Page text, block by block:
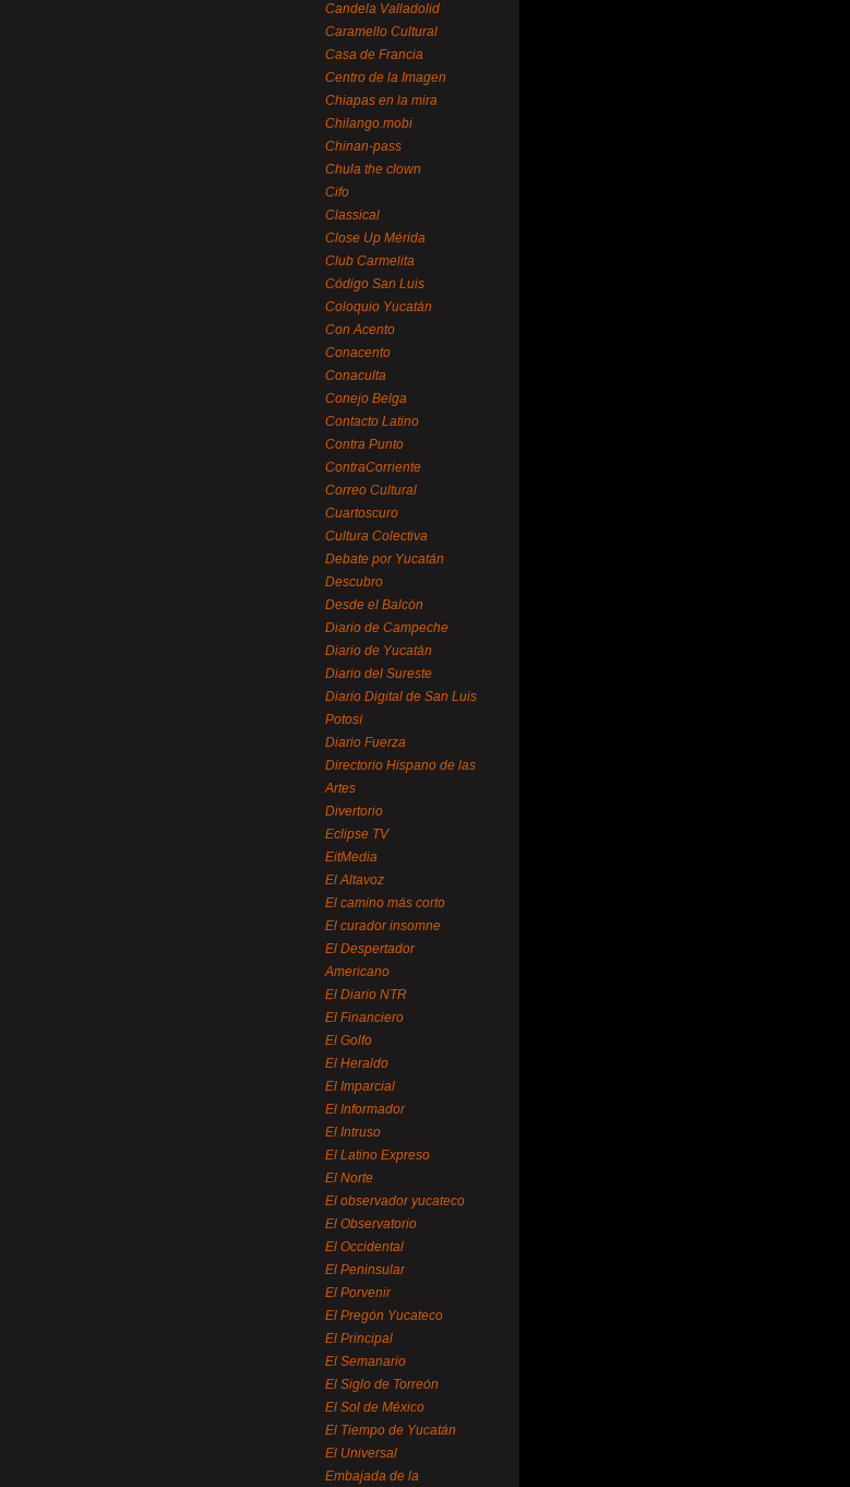
Candela Valladolid
Caramello Cultural
Casa de Francia
Centro de la Imagen
Chiapas en la mira
Chilango.mobi
Chinan-pass
Chula the clown
Cifo
Classical
Close Up Mérida
Club Carmelita
Código San Luis
Coloquio Yucatán
Con Acento
Conacento
Conaculta
Conejo Belga
Contacto Latino
Contra Punto
ContraCorriente
Correo Cultural
Cuartoscuro
Cultura Colectiva
Debate por Yucatán
Descubro
Desde el Balcón
Diario de Campeche
Diario de Yucatán
Diario del Sureste
Diario Digital de San Luis
Potosí
Diario Fuerza
Directorio Hispano de las
Artes
Divertorio
Eclipse TV
EitMedia
El Altavoz
El camino más corto
El curador insomne
El Despertador
Americano
El Diario NTR
El Financiero
El Golfo
El Heraldo
El Imparcial
El Informador
El Intruso
El Latino Expreso
El Norte
El observador yucateco
El Observatorio
El Occidental
El Peninsular
El Porvenir
El Pregón Yucateco
El Principal
El Semanario
El Siglo de Torreón
El Sol de México
El Tiempo de Yucatán
El Universal
Embajada de la